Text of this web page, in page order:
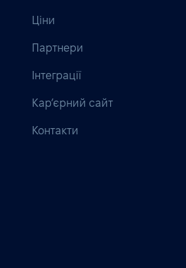
Ціни
Партнери
Інтеграції
Кар’єрний сайт
Контакти